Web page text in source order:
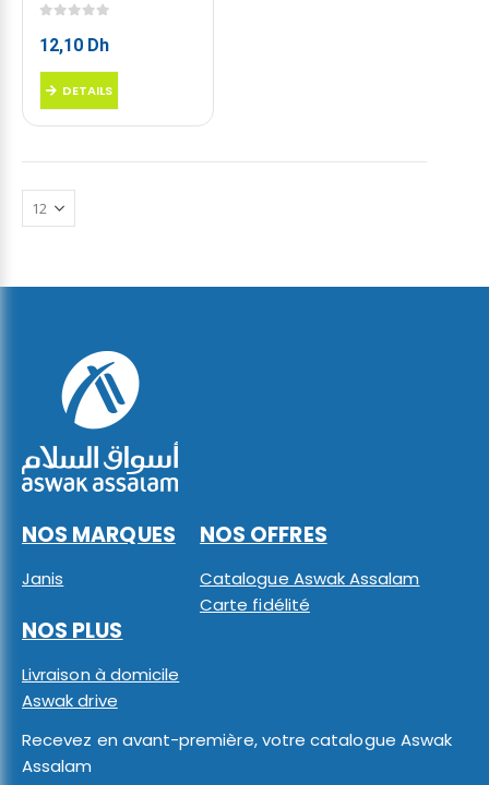
12,10 Dh
DETAILS
NOS MARQUES
Janis
NOS OFFRES
Catalogue Aswak Assalam
Carte fidélité
NOS PLUS
Livraison à domicile
Aswak drive
Recevez en avant-première, votre catalogue Aswak
Assalam